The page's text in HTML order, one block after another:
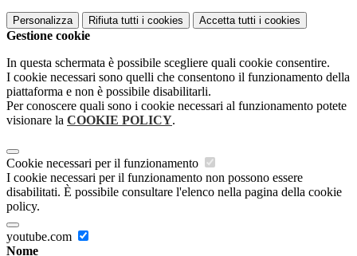
Personalizza Rifiuta tutti i cookies Accetta tutti i cookies
Gestione cookie
In questa schermata è possibile scegliere quali cookie consentire.
I cookie necessari sono quelli che consentono il funzionamento della
piattaforma e non è possibile disabilitarli.
Per conoscere quali sono i cookie necessari al funzionamento potete
visionare la COOKIE POLICY.
Cookie necessari per il funzionamento
I cookie necessari per il funzionamento non possono essere
disabilitati. È possibile consultare l'elenco nella pagina della cookie
policy.
youtube.com
Nome